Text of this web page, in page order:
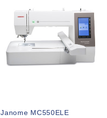
Janome MC550ELE